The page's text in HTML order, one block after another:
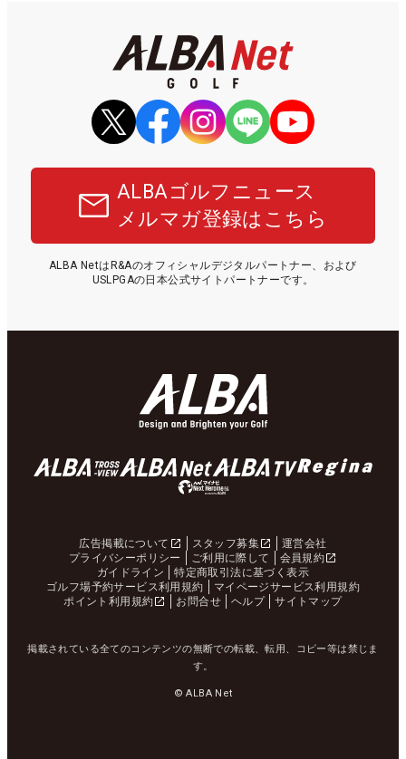
ALBAゴルフニュース
メルマガ登録はこちら
ALBA NetはR&Aのオフィシャルデジタルパートナー、および
USLPGAの日本公式サイトパートナーです。
広告掲載について スタッフ募集
運営会社
プライバシーポリシー
ご利用に際して
会員規約
ガイドライン
特定商取引法に基づく表示
ゴルフ場予約サービス利用規約
マイページサービス利用規約
ポイント利用規約
お問合せ ヘルプ サイトマップ
掲載されている全てのコンテンツの無断での転載、転用、コピー等は禁じま
す。
© ALBA Net